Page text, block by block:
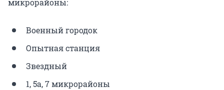
микрорайоны:
Военный городок
Опытная станция
Звездный
1, 5а, 7 микрорайоны